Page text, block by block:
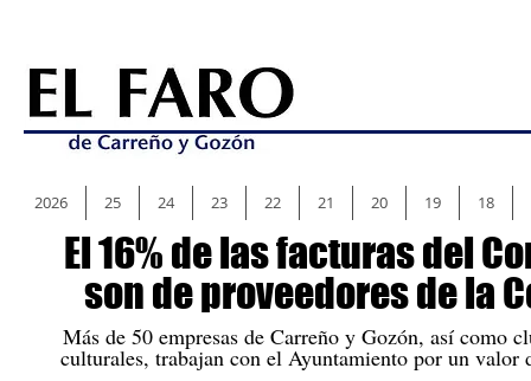
El 16% de las facturas del
son de proveedores de la
Más de 50 empresas de Carreño y Gozón, así como
culturales, trabajan con el Ayuntamiento por un valor
2026 25 24 23 22 21 20 19 18